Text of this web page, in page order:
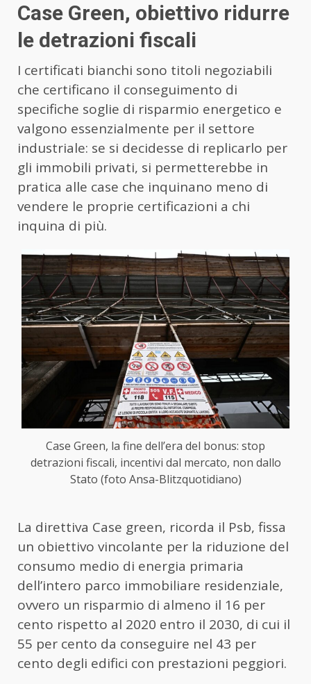
Case Green, obiettivo ridurre
le detrazioni fiscali
I certificati bianchi sono titoli negoziabili
che certificano il conseguimento di
specifiche soglie di risparmio energetico e
valgono essenzialmente per il settore
industriale: se si decidesse di replicarlo per
gli immobili privati, si permetterebbe in
pratica alle case che inquinano meno di
vendere le proprie certificazioni a chi
inquina di più.
Case Green, la fine dell’era del bonus: stop
detrazioni fiscali, incentivi dal mercato, non dallo
Stato (foto Ansa-Blitzquotidiano)
La direttiva Case green, ricorda il Psb, fissa
un obiettivo vincolante per la riduzione del
consumo medio di energia primaria
dell’intero parco immobiliare residenziale,
ovvero un risparmio di almeno il 16 per
cento rispetto al 2020 entro il 2030, di cui il
55 per cento da conseguire nel 43 per
cento degli edifici con prestazioni peggiori.